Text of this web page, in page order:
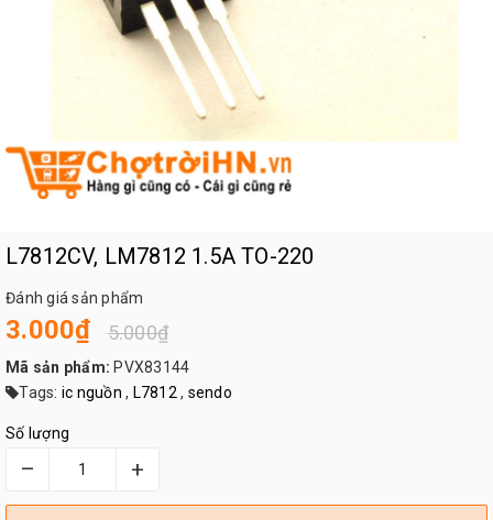
L7812CV, LM7812 1.5A TO-220
Đánh giá sản phẩm
3.000₫ 5.000₫
Mã sản phẩm: PVX83144
Tags: ic nguồn , L7812 , sendo
Số lượng
– +